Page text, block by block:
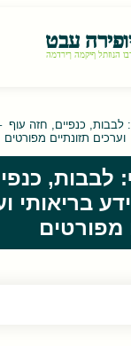
לבבות, כנפיים, חזה עוף
וערכים תזונתיים מפורטים
לבבות,
בריאותי
מפורטים